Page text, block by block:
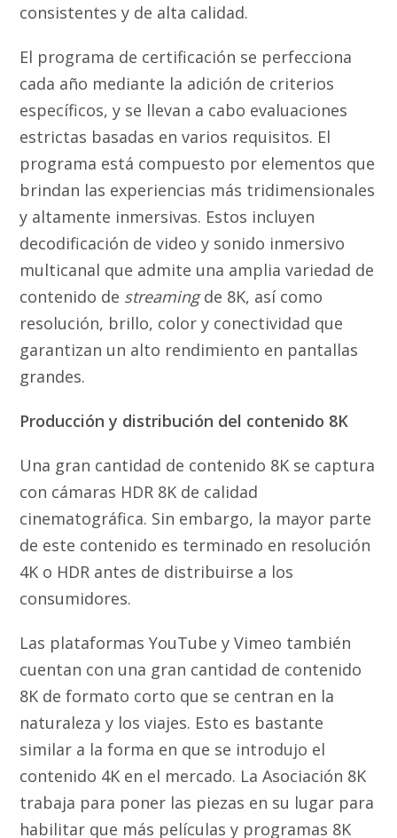
consistentes y de alta calidad.
El programa de certificación se perfecciona
cada año mediante la adición de criterios
específicos, y se llevan a cabo evaluaciones
estrictas basadas en varios requisitos. El
programa está compuesto por elementos que
brindan las experiencias más tridimensionales
y altamente inmersivas. Estos incluyen
decodificación de video y sonido inmersivo
multicanal que admite una amplia variedad de
contenido de streamingde 8K, así como
resolución, brillo, color y conectividad que
garantizan un alto rendimiento en pantallas
grandes.
Producción y distribución del contenido 8K
Una gran cantidad de contenido 8K se captura
con cámaras HDR 8K de calidad
cinematográfica. Sin embargo, la mayor parte
de este contenido es terminado en resolución
4K o HDR antes de distribuirse a los
consumidores.
Las plataformas YouTube y Vimeo también
cuentan con una gran cantidad de contenido
8K de formato corto que se centran en la
naturaleza y los viajes. Esto es bastante
similar a la forma en que se introdujo el
contenido 4K en el mercado. La Asociación 8K
trabaja para poner las piezas en su lugar para
habilitar que más películas y programas 8K